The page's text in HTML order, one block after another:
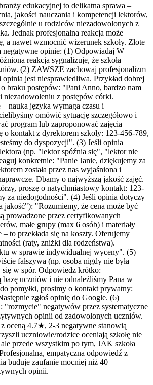
edukacyjnej to delikatna sprawa –
jakości nauczania i kompetencji lektorów,
u rodziców niezadowolonych z
Jednak profesjonalna reakcja może
a nawet wzmocnić wizerunek szkoły. Złote
negatywne opinie: (1) Odpowiadaj W
reakcja sygnalizuje, że szkoła
(2) ZAWSZE zachowaj profesjonalizm
jest niesprawiedliwa. Przykład dobrej
braku postępów: "Pani Anno, bardzo nam
niezadowoleniu z postępów córki.
nauka języka wymaga czasu i
omówić sytuację szczegółowo i
program lub zaproponować zajęcia
o kontakt z dyrektorem szkoły: 123-456-789,
do dyspozycji". (3) Jeśli opinia
(np. "lektor spóźnia się", "lektor nie
konkretnie: "Panie Janie, dziękujemy za
została przez nas wyjaśniona i
Dbamy o najwyższą jakość zajęć.
proszę o natychmiastowy kontakt: 123-
za niedogodności". (4) Jeśli opinia dotyczy
jakość"): "Rozumiemy, że cena może być
prowadzone przez certyfikowanych
małe grupy (max 6 osób) i materiały
to przekłada się na koszty. Oferujemy
(raty, zniżki dla rodzeństwa).
w sprawie indywidualnej wyceny". (5)
fałszywa (np. osoba nigdy nie była
w spór. Odpowiedz krótko:
bazę uczniów i nie odnaleźliśmy Pana w
do pomyłki, prosimy o kontakt prywatny:
zgłoś opinię do Google. (6)
"rozmycie" negatywów przez systematyczne
opinii od zadowolonych uczniów.
oceną 4.7★, 2-3 negatywne stanowią
uczniowie/rodzice oceniają szkołę nie
przede wszystkim po tym, JAK szkoła
empatyczna odpowiedź z
buduje zaufanie mocniej niż 40
opinii.